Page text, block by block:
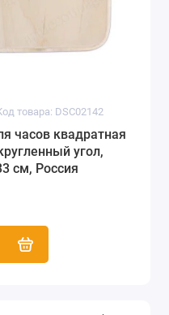
товара: DSC02142
часов квадратная
угол,
см, Россия